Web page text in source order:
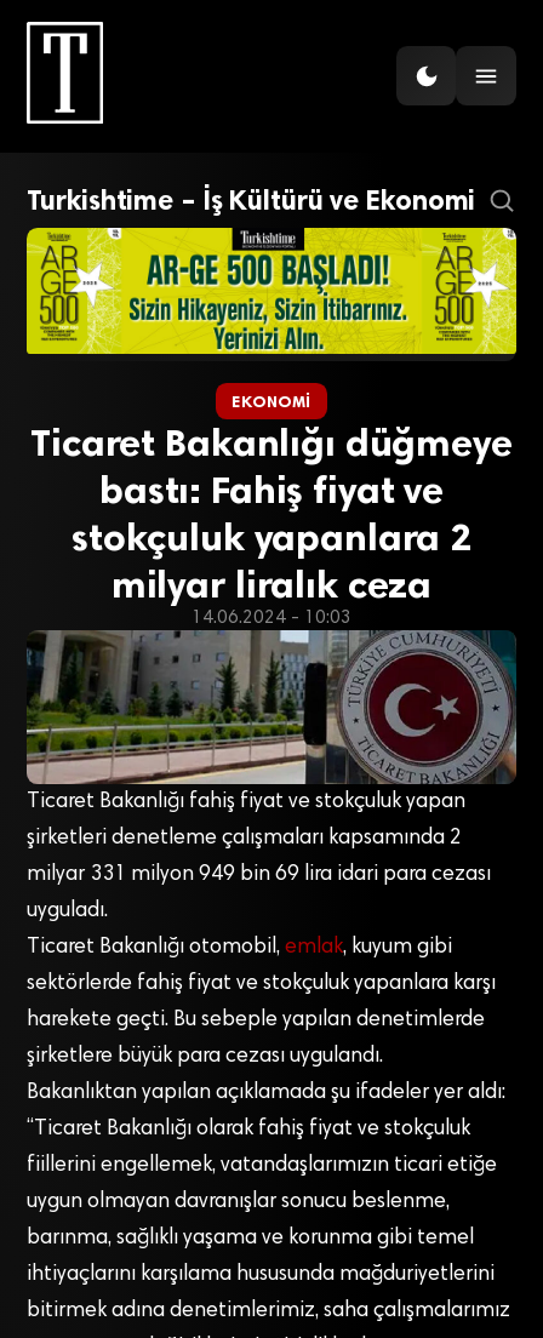
Turkishtime – İş Kültürü ve Ekonomi
EKONOMI
Ticaret Bakanlığı düğmeye
bastı: Fahiş fiyat ve
stokçuluk yapanlara 2
milyar liralık ceza
14.06.2024 - 10:03
Ticaret Bakanlığı fahiş fiyat ve stokçuluk yapan
şirketleri denetleme çalışmaları kapsamında 2
milyar 331 milyon 949 bin 69 lira idari para cezası
uyguladı.
Ticaret Bakanlığı otomobil,emlak, kuyum gibi
sektörlerde fahiş fiyat ve stokçuluk yapanlara karşı
harekete geçti. Bu sebeple yapılan denetimlerde
şirketlere büyük para cezası uygulandı.
Bakanlıktan yapılan açıklamada şu ifadeler yer aldı:
“Ticaret Bakanlığı olarak fahiş fiyat ve stokçuluk
fiillerini engellemek, vatandaşlarımızın ticari etiğe
uygun olmayan davranışlar sonucu beslenme,
barınma, sağlıklı yaşama ve korunma gibi temel
ihtiyaçlarını karşılama hususunda mağduriyetlerini
bitirmek adına denetimlerimiz, saha çalışmalarımız